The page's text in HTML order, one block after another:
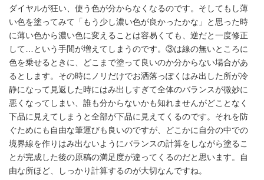
ダイヤルが狂い、使う色が分からなくなるのです。そしてもし薄
い色を塗ってみて「もう少し濃い色が良かったかな」と思った時
に薄い色から濃い色に変えることは容易くても、逆だと一度修正
して…という手間が増えてしまうのです。③は線の無いところに
色を乗せるときに、どこまで塗って良いのか分からない場合があ
るとします。その時にノリだけでお洒落っぽくはみ出した所が冷
静になって見返した時にはみ出しすぎて全体のバランスが微妙に
悪くなってしまい、誰も分からないかも知れませんがどことなく
下品に見えてしまうと全部が下品に見えてくるのです。それを防
ぐためにも自由な筆運びも良いのですが、どこかに自分の中での
境界線を作りはみ出ないようにバランスの計算をしながら塗るこ
とが完成した後の原稿の満足度が違ってくるのだと思います。自
由な所ほど、しっかり計算するのが大切なんですね。